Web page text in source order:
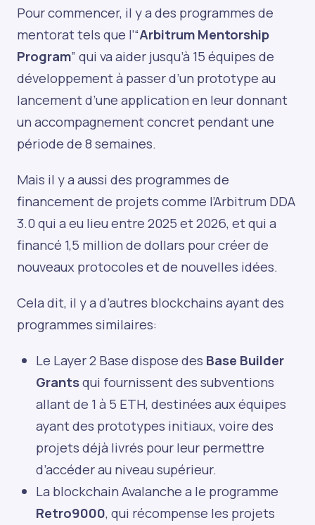
Pour commencer, il y a des programmes de
mentorat tels que l’“Arbitrum Mentorship
Program” qui va aider jusqu’à 15 équipes de
développement à passer d’un prototype au
lancement d’une application en leur donnant
un accompagnement concret pendant une
période de 8 semaines.
Mais il y a aussi des programmes de
financement de projets comme l’Arbitrum DDA
3.0 qui a eu lieu entre 2025 et 2026, et qui a
financé 1,5 million de dollars pour créer de
nouveaux protocoles et de nouvelles idées.
Cela dit, il y a d’autres blockchains ayant des
programmes similaires:
Le Layer 2 Base dispose des Base Builder
Grantsqui fournissent des subventions
allant de 1 à 5 ETH, destinées aux équipes
ayant des prototypes initiaux, voire des
projets déjà livrés pour leur permettre
d’accéder au niveau supérieur.
La blockchain Avalanche a le programme
Retro9000, qui récompense les projets